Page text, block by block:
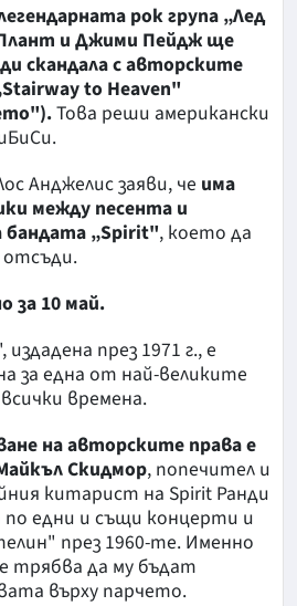
рок група „Лед
и Джими Пейдж ще
скандала с авторските
to Heaven"
Това реши американски
Анджелис заяви, че има
между песента и
бандата „Spirit", което да
отсъди.
за 10 май.
през 1971 г., е
за една от най-великите
времена.
на авторските права е
Скидмор, попечител и
китарист на Spirit Ранди
едни и същи концерти и
през 1960-те. Именно
трябва да му бъдат
върху парчето.